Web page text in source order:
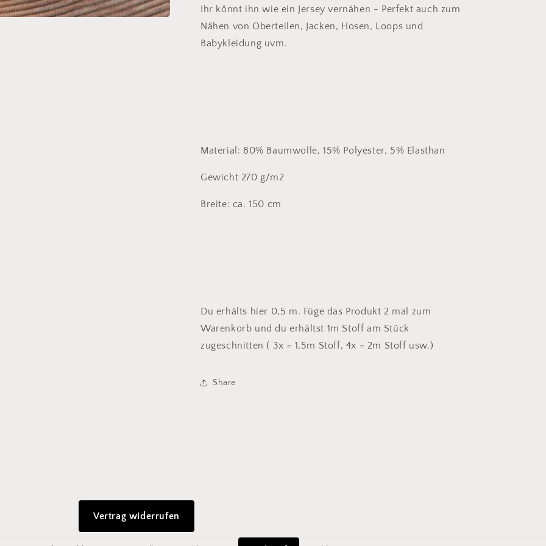
Ihr könnt ihn wie ein Jersey vernähen - Perfekt auch zum
Nähen von Oberteilen, Jacken, Hosen, Loops und
Babykleidung uvm.
Material: 80% Baumwolle, 15% Polyester, 5% Elasthan
Gewicht 270 g/m2
Breite: ca. 150 cm
Du erhälts hier 0,5 m. Füge das Produkt 2 mal zum
Warenkorb und du erhältst 1m Stoff am Stück
zugeschnitten ( 3x = 1,5m Stoff, 4x = 2m Stoff usw.)
Share
Vertrag widerrufen